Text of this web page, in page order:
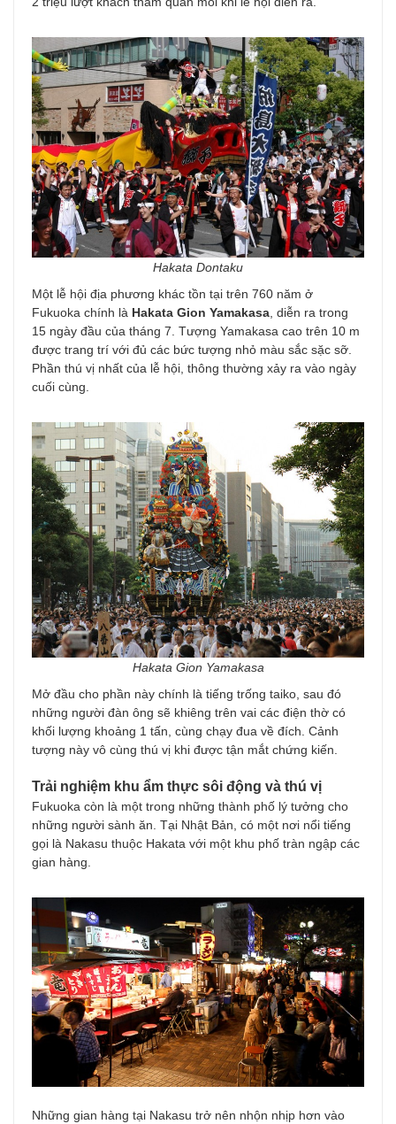
Hakata Dontaku
Một lễ hội địa phương khác tồn tại trên 760 năm ở
Fukuoka chính là Hakata Gion Yamakasa , diễn ra trong
15 ngày đầu của tháng 7. Tượng Yamakasa cao trên 10 m
được trang trí với đủ các bức tượng nhỏ màu sắc sặc sỡ.
Phần thú vị nhất của lễ hội, thông thường xảy ra vào ngày
cuối cùng.
Hakata Gion Yamakasa
Mở đầu cho phần này chính là tiếng trống taiko, sau đó
những người đàn ông sẽ khiêng trên vai các điện thờ có
khối lượng khoảng 1 tấn, cùng chạy đua về đích. Cảnh
tượng này vô cùng thú vị khi được tận mắt chứng kiến.
Trải nghiệm khu ẩm thực sôi động và thú vị
Fukuoka còn là một trong những thành phố lý tưởng cho
những người sành ăn. Tại Nhật Bản, có một nơi nổi tiếng
gọi là Nakasu thuộc Hakata với một khu phố tràn ngập các
gian hàng.
Những gian hàng tại Nakasu trở nên nhộn nhịp hơn vào